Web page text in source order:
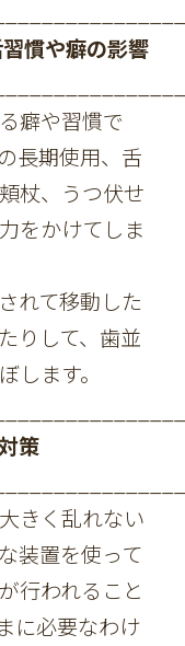
慣や癖の影響
癖や習慣で
長期使用、舌
杖、うつ伏せ
をかけてしま
れて移動した
りして、歯並
します。
策
きく乱れない
装置を使って
行われること
に必要なわけ